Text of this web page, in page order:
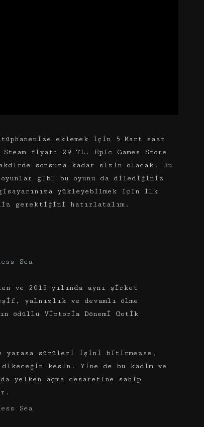
eklemek için 5 Mart saat
fiyatı 29 TL. Epic Games Store
sonsuza kadar sizin olacak. Bu
gibi bu oyunu da dilediğiniz
yükleyebilmek için ilk
gerektiğini hatırlatalım.
ve 2015 yılında aynı şirket
yalnızlık ve devamlı ölme
ödüllü Victoria Dönemi Gotik
yarasa sürüleri işini bitirmezse,
kesin. Yine de bu kadim ve
yelken açma cesaretine sahip